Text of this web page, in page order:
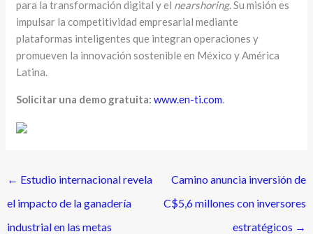
para la transformación digital y el nearshoring. Su misión es
impulsar la competitividad empresarial mediante
plataformas inteligentes que integran operaciones y
promueven la innovación sostenible en México y América
Latina.
Solicitar una demo gratuita:www.en-ti.com.
← Estudio internacional revela
el impacto de la ganadería
industrial en las metas
Camino anuncia inversión de
C$5,6 millones con inversores
estratégicos →